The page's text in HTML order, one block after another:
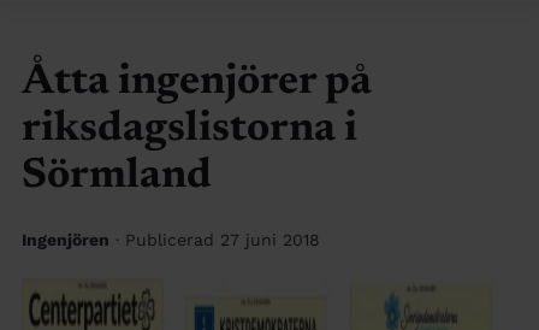
Åtta ingenjörer på
riksdagslistorna i
Sörmland
Ingenjören · Publicerad 27 juni 2018